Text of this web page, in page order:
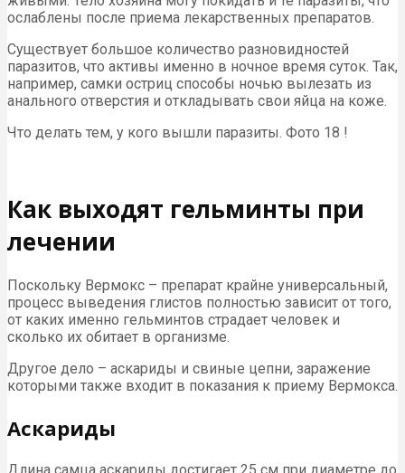
ослаблены после приема лекарственных препаратов.
Существует большое количество разновидностей
паразитов, что активы именно в ночное время суток. Так,
например, самки остриц способы ночью вылезать из
анального отверстия и откладывать свои яйца на коже.
Что делать тем, у кого вышли паразиты. Фото 18 !
Как выходят гельминты при
лечении
Поскольку Вермокс – препарат крайне универсальный,
процесс выведения глистов полностью зависит от того,
от каких именно гельминтов страдает человек и
сколько их обитает в организме.
Другое дело – аскариды и свиные цепни, заражение
которыми также входит в показания к приему Вермокса.
Аскариды